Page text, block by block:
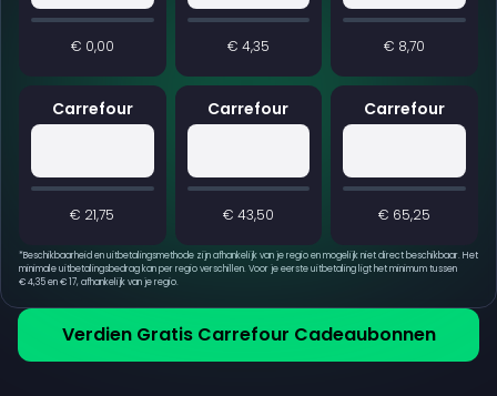
Verdien Gratis Carrefour Cadeaubonnen
€ 0,00 € 4,35 € 8,70
Carrefour
€ 21,75
Carrefour
€ 43,50
Carrefour
€ 65,25
*Beschikbaarheid en uitbetalingsmethode zijn afhankelijk van je regio en mogelijk niet direct beschikbaar. Het
minimale uitbetalingsbedrag kan per regio verschillen. Voor je eerste uitbetaling ligt het minimum tussen
€ 4,35 en € 17, afhankelijk van je regio.